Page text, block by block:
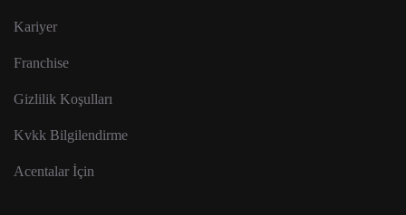
Kariyer
Franchise
Gizlilik Koşulları
Kvkk Bilgilendirme
Acentalar İçin